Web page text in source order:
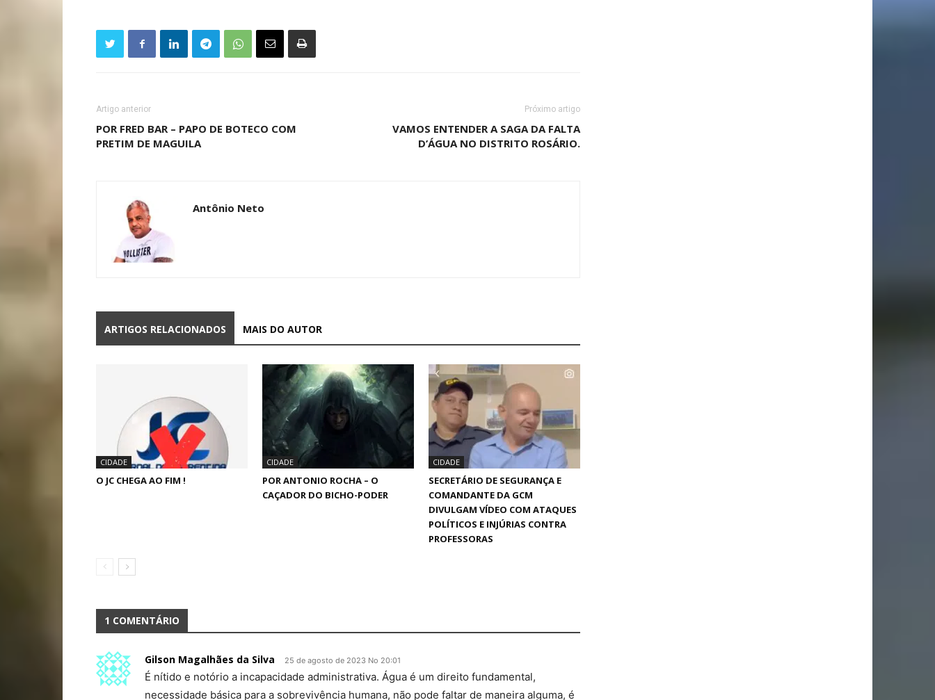
Artigo anterior
POR FRED BAR – PAPO DE BOTECO COM
PRETIM DE MAGUILA
Próximo artigo
VAMOS ENTENDER A SAGA DA FALTA
D’ÁGUA NO DISTRITO ROSÁRIO.
Antônio Neto
ARTIGOS RELACIONADOS MAIS DO AUTOR
CIDADE
O JC CHEGA AO FIM !
CIDADE
POR ANTONIO ROCHA – O
CAÇADOR DO BICHO-PODER
CIDADE
SECRETÁRIO DE SEGURANÇA E
COMANDANTE DA GCM
DIVULGAM VÍDEO COM ATAQUES
POLÍTICOS E INJÚRIAS CONTRA
PROFESSORAS
1 COMENTÁRIO
Gilson Magalhães da Silva 25 de agosto de 2023 No 20:01
É nítido e notório a incapacidade administrativa. Água é um direito fundamental,
necessidade básica para a sobrevivência humana, não pode faltar de maneira alguma, é